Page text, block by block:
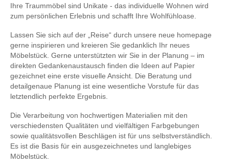
Ihre Traummöbel sind Unikate - das individuelle Wohnen wird
zum persönlichen Erlebnis und schafft Ihre Wohlfühloase.
Lassen Sie sich auf der „Reise“ durch unsere neue homepage
gerne inspirieren und kreieren Sie gedanklich Ihr neues
Möbelstück. Gerne unterstützten wir Sie in der Planung – im
direkten Gedankenaustausch finden die Ideen auf Papier
gezeichnet eine erste visuelle Ansicht. Die Beratung und
detailgenaue Planung ist eine wesentliche Vorstufe für das
letztendlich perfekte Ergebnis.
Die Verarbeitung von hochwertigen Materialien mit den
verschiedensten Qualitäten und vielfältigen Farbgebungen
sowie qualitätsvollen Beschlägen ist für uns selbstverständlich.
Es ist die Basis für ein ausgezeichnetes und langlebiges
Möbelstück.